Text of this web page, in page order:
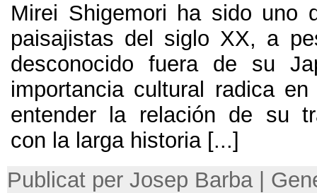
Mirei Shigemori ha sido uno
paisajistas del siglo XX, a
desconocido fuera de su
importancia cultural radica
entender la relación de su
con la larga historia[...]
Publicat per Josep Barba |